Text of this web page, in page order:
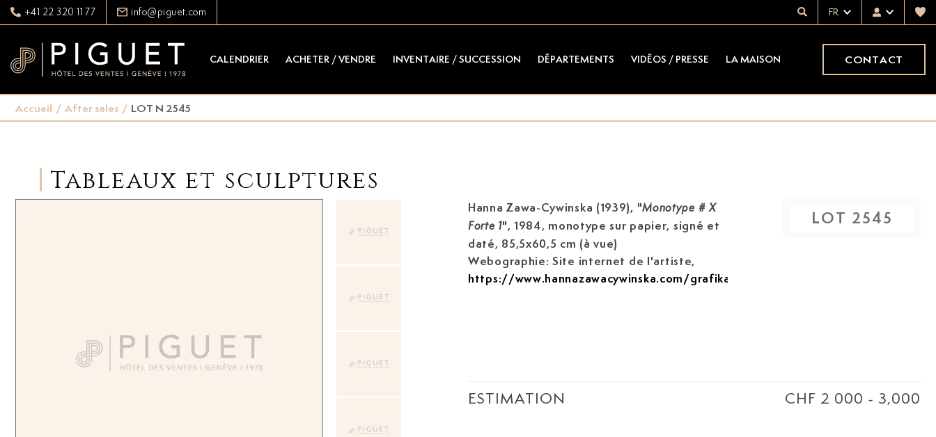
+41 22 320 11 77 info@piguet.com FR
CALENDRIER ACHETER / VENDRE INVENTAIRE / SUCCESSION DÉPARTEMENTS VIDÉOS / PRESSE LA MAISON CONTACT
Accueil / After sales / LOT N 2545
Tableaux et sculptures
Hanna Zawa-Cywinska (1939), "Monotype # X
Forte 1", 1984, monotype sur papier, signé et
daté, 85,5x60,5 cm (à vue)
Webographie: Site internet de l'artiste,
https://www.hannazawacywinska.com/grafika
LOT 2545
ESTIMATION CHF 2 000 - 3,000